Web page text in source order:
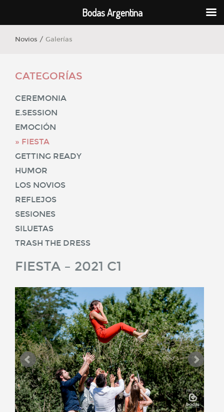
Novios / Galerías
CATEGORÍAS
CEREMONIA
E.SESSION
EMOCIÓN
FIESTA
GETTING READY
HUMOR
LOS NOVIOS
REFLEJOS
SESIONES
SILUETAS
TRASH THE DRESS
FIESTA – 2021 C1
Bodas Argentina